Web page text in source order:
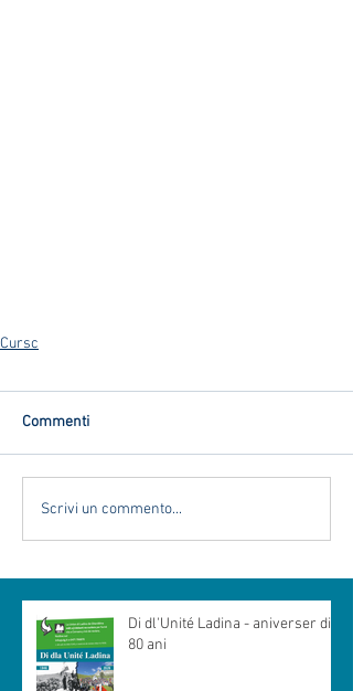
Cursc
Commenti
Scrivi un commento...
Di dl'Unité Ladina - aniverser di
80 ani